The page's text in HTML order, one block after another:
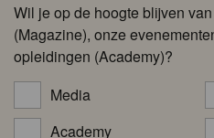
Wil je op de hoogte blijven
(Magazine), onze
opleidingen (Academy)?
Media
Academy